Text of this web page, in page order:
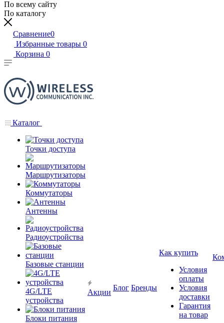
По всему сайту
По каталогу
Сравнение0
Избранные товары 0
Корзина 0
Каталог
Точки доступа
Маршрутизаторы
Коммутаторы
Антенны
Радиоустройства
Базовые станции
4G/LTE
устройства
Блоки питания
Акции
Блог Бренды
Как купить
Условия
оплаты
Условия
доставки
Гарантия
на товар